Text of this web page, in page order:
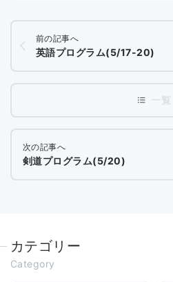
前の記事へ
英語プログラム(5/17-20)
次の記事へ
剣道プログラム(5/20)
カテゴリー
Category